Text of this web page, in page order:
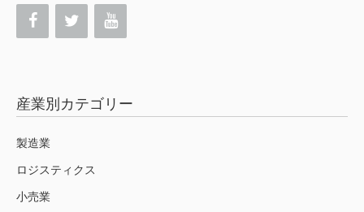
産業別カテゴリー
製造業
ロジスティクス
小売業